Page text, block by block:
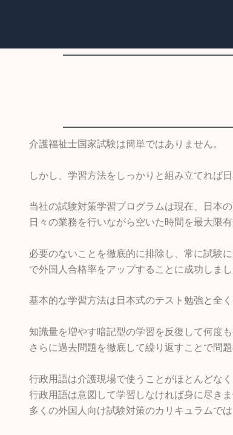
介護福祉士国家試験は簡単ではありません。
しかし、学習方法をしっかりと組み立てれば
当社の試験対策学習プログラムは現在、日本
日々の業務を行いながら空いた時間を最大限
必要のないことを徹底的に排除し、常に試験
で外国人合格率をアップすることに成功しま
基本的な学習方法は日本式のテスト勉強と全く
知識量を増やす暗記型の学習を反復して何度
さらに過去問題を徹底して繰り返すことで問
行政用語は介護現場で使うことがほとんどな
行政用語は意図して学習しなければ身に尽きま
多くの外国人向け試験対策のカリキュラムで